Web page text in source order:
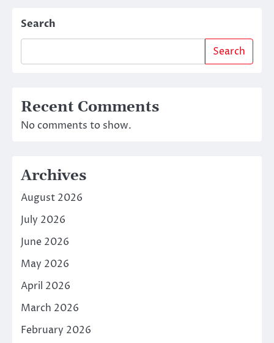
Search
Search
Recent Comments
No comments to show.
Archives
August 2026
July 2026
June 2026
May 2026
April 2026
March 2026
February 2026